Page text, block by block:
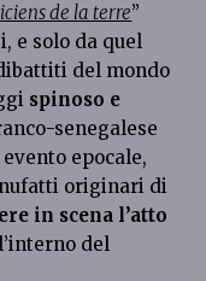
de la terre”
e solo da quel
del mondo
spinoso e
senegalese
epocale,
originari di
in scena l’atto
del